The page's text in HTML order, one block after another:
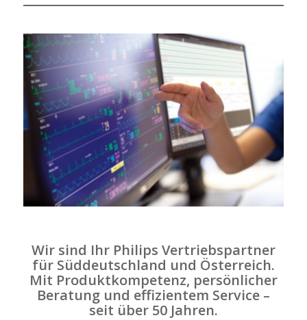
Wir sind Ihr Philips Vertriebspartner
für Süddeutschland und Österreich.
Mit Produktkompetenz, persönlicher
Beratung und effizientem Service –
seit über 50 Jahren.